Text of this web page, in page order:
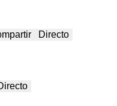
Directo